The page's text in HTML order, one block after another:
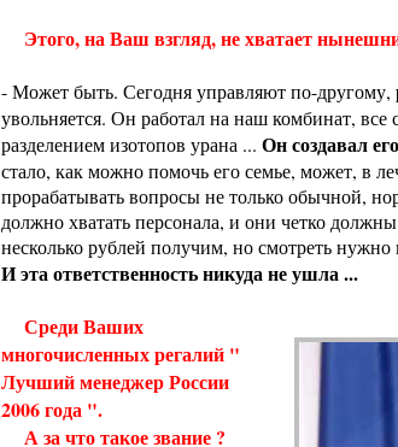
Этого, на Ваш взгляд, не хватает
- Может быть. Сегодня управляют по-другому,
увольняется. Он работал на наш комбинат,
разделением изотопов урана ... Он создавал
стало, как можно помочь его семье, может, в
прорабатывать вопросы не только обычной,
должно хватать персонала, и они четко
несколько рублей получим, но смотреть
И эта ответственность никуда не ушла ...
Среди Ваших
многочисленных регалий "
Лучший менеджер России
2006 года ".
А за что такое звание ?